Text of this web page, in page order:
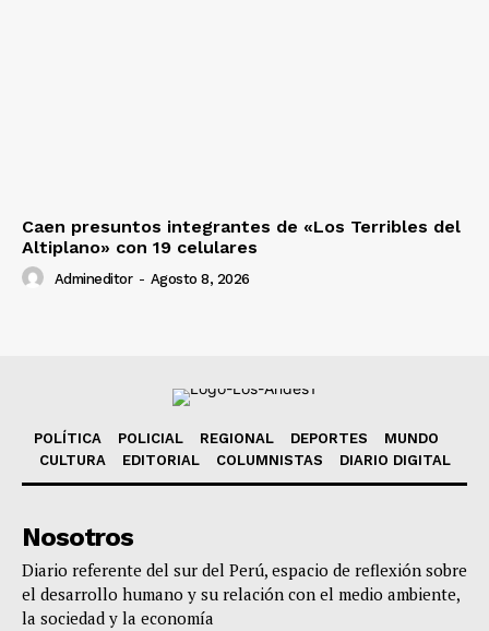
Caen presuntos integrantes de «Los Terribles del
Altiplano» con 19 celulares
Admineditor - Agosto 8, 2026
POLÍTICA POLICIAL REGIONAL DEPORTES
MUNDO
CULTURA
EDITORIAL COLUMNISTAS DIARIO DIGITAL
Nosotros
Diario referente del sur del Perú, espacio de reflexión sobre
el desarrollo humano y su relación con el medio ambiente,
la sociedad y la economía